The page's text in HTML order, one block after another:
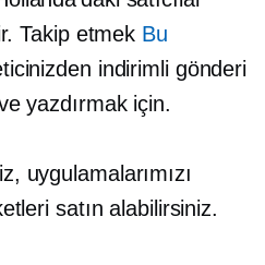
Takip etmek Bu
indirimli gönderi
yazdırmak için.
uygulamalarımızı
satın alabilirsiniz.